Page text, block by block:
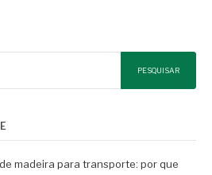
PESQUISAR
madeira para transporte: por que